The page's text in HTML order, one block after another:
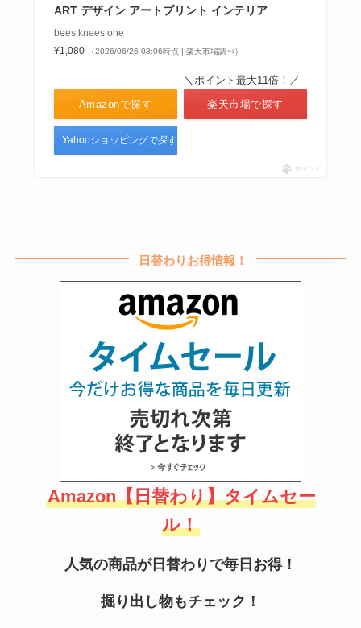
ART デザイン アートプリント インテリア
bees knees one
¥1,080
（2026/06/26 08:06時点 | 楽天市場調べ）
Amazonで探す
＼ポイント最大11倍！／
楽天市場で探す
Yahooショッピングで探す
ポチップ
日替わりお得情報！
Amazon【日替わり】タイムセー
ル！
人気の商品が日替わりで毎日お得！
掘り出し物もチェック！